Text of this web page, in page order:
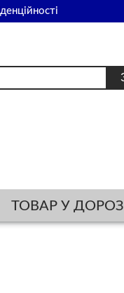
ТОВАР У ДОРОЗІ